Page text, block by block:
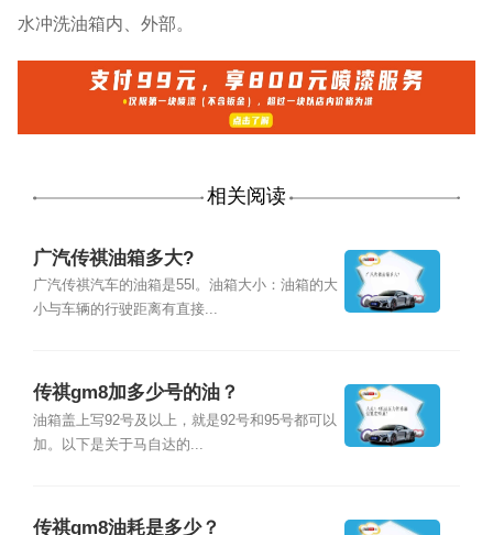
水冲洗油箱内、外部。
相关阅读
广汽传祺油箱多大?
广汽传祺汽车的油箱是55l。油箱大小：油箱的大
小与车辆的行驶距离有直接...
传祺gm8加多少号的油？
油箱盖上写92号及以上，就是92号和95号都可以
加。以下是关于马自达的...
传祺gm8油耗是多少？